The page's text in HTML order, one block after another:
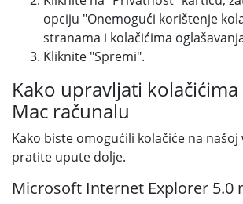
opciju "Onemogući korištenje
stranama i kolačićima
Kliknite "Spremi".
Kako upravljati kolačićima
Mac računalu
Kako biste omogućili kolačiće na našoj
pratite upute dolje.
Microsoft Internet Explorer 5.0